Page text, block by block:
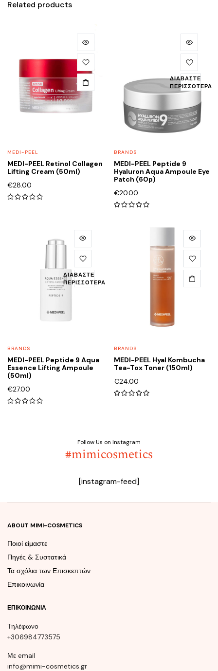
Related products
MEDI-PEEL
MEDI-PEEL Retinol Collagen
Lifting Cream (50ml)
€28.00
ΔΙΑΒΆΣΤΕ
ΠΕΡΙΣΣΌΤΕΡΑ
BRANDS
MEDI-PEEL Peptide 9
Hyaluron Aqua Ampoule Eye
Patch (60р)
€20.00
ΔΙΑΒΆΣΤΕ
ΠΕΡΙΣΣΌΤΕΡΑ
BRANDS
MEDI-PEEL Peptide 9 Aqua
Essence Lifting Ampoule
(50ml)
€27.00
BRANDS
MEDI-PEEL Hyal Kombucha
Tea-Tox Toner (150ml)
€24.00
Follow Us on Instagram
#mimicosmetics
[instagram-feed]
ABOUT MIMI-COSMETICS
Ποιοί είμαστε
Πηγές & Συστατικά
Τα σχόλια των Επισκεπτών
Επικοινωνία
ΕΠΙΚΟΙΝΩΝΊΑ
Τηλέφωνο
+306984773575
Με email
info@mimi-cosmetics.gr